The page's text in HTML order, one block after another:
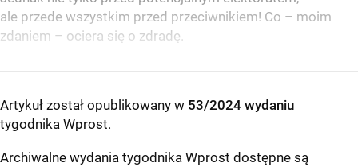
ale przede wszystkim przed przeciwnikiem! Co – moim
zdaniem – ociera się o zdradę.
Artykuł został opublikowany w 53/2024 wydaniu
tygodnika Wprost.
Archiwalne wydania tygodnika Wprost dostępne są